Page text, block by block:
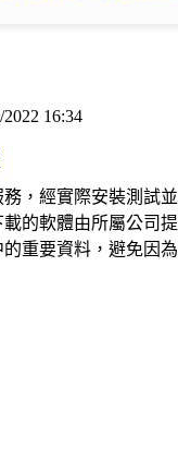
16:34
，經實際安裝測試
的軟體由所屬公司
重要資料，避免因